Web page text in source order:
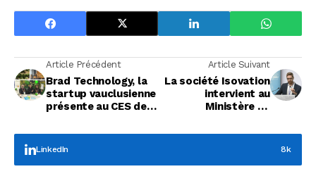
Article Précédent
Brad Technology, la
startup vauclusienne
présente au CES de
Article Suivant
La société Isovation
intervient au
Ministère de
LinkedIn 8k